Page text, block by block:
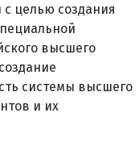
целью создания
высшего
системы высшего
и их